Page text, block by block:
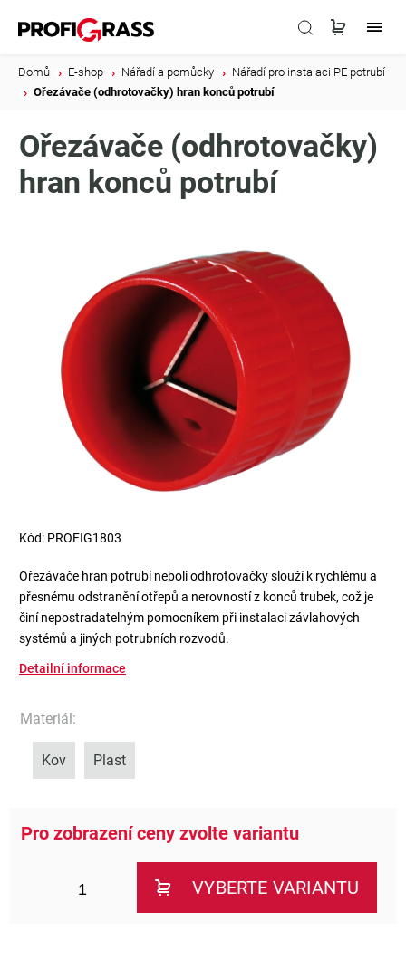
Domů E-shop Nářadí a pomůcky
Nářadí pro instalaci PE potrubí
Ořezávače (odhrotovačky) hran konců potrubí
Ořezávače (odhrotovačky)
hran konců potrubí
Kód: PROFIG1803
Ořezávače hran potrubí neboli odhrotovačky slouží k rychlému a
přesnému odstranění otřepů a nerovností z konců trubek, což je
činí nepostradatelným pomocníkem při instalaci závlahových
systémů a jiných potrubních rozvodů.
Detailní informace
Materiál:
Kov Plast